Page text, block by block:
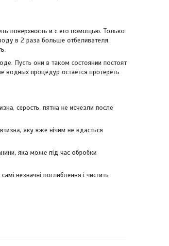
поверхность и с его помощью. Только
в 2 раза больше отбеливателя,
Пусть они в таком состоянии постоят
водных процедур остается протереть
серость, пятна не исчезли после
яку вже нічим не вдасться
яка може під час обробки
незначні поглиблення і чистить